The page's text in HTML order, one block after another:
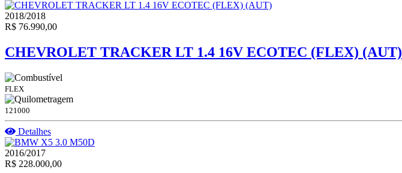
2018/2018
R$ 76.990,00
CHEVROLET TRACKER LT 1.4 16V ECOTEC (FLEX) (AUT)
FLEX
121000
Detalhes
2016/2017
R$ 228.000,00